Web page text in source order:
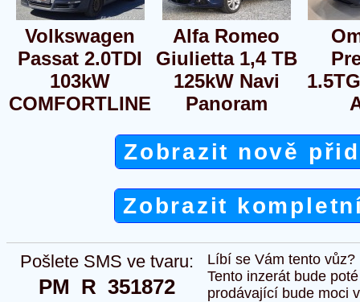
Volkswagen
Passat 2.0TDI
103kW
COMFORTLINE
Alfa Romeo
Giulietta 1,4 TB
125kW Navi
Panoram
Zobrazit nově
Zobrazit
Pošlete SMS ve tvaru:
PM  R  351872
Líbí se Vám tento
Tento inzerát bude
prodávající bude moci